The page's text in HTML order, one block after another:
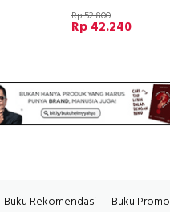
Rp 52.800
Rp 42.240
Buku Rekomendasi Buku Promo